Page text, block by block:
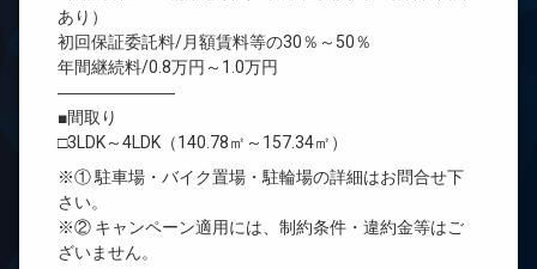
あり）
初回保証委託料/月額賃料等の30％～50％
年間継続料/0.8万円～1.0万円
―――――――
■間取り
□3LDK～4LDK（140.78㎡～157.34㎡）
※① 駐車場・バイク置場・駐輪場の詳細はお問合せ下
さい。
※② キャンペーン適用には、制約条件・違約金等はご
ざいません。